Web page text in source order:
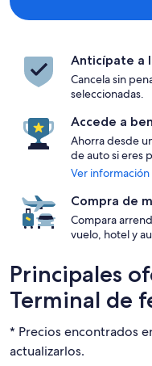
Anticípate a
Cancela sin
seleccionadas.
Accede a
Ahorra desde
de auto si eres
Ver
Compra de
Compara
vuelo, hotel y
Principales
Terminal de
* Precios encontrados
actualizarlos.